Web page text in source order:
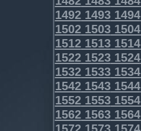
149214931494
150215031504
151215131514
152215231524
153215331534
154215431544
155215531554
156215631564